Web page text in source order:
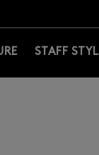
買い物の際は会員登録を
買い物の際は会員登録を
STAFF